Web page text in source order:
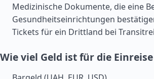
Medizinische Dokumente, die eine
Gesundheitseinrichtungen
Tickets für ein Drittland bei
Wie viel Geld ist für die